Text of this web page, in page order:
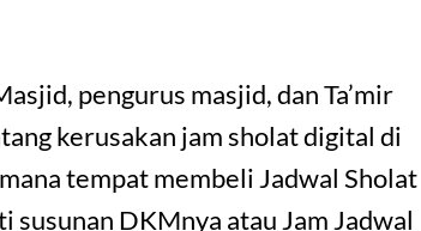
pengurus masjid, dan Ta’mir
kerusakan jam sholat digital di
tempat membeli Jadwal Sholat
DKMnya atau Jam Jadwal